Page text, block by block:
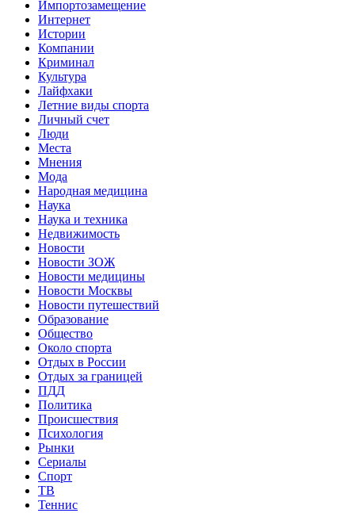
Импортозамещение
Интернет
Истории
Компании
Криминал
Культура
Лайфхаки
Летние виды спорта
Личный счет
Люди
Места
Мнения
Мода
Народная медицина
Наука
Наука и техника
Недвижимость
Новости
Новости ЗОЖ
Новости медицины
Новости Москвы
Новости путешествий
Образование
Общество
Около спорта
Отдых в России
Отдых за границей
ПДД
Политика
Происшествия
Психология
Рынки
Сериалы
Спорт
ТВ
Теннис